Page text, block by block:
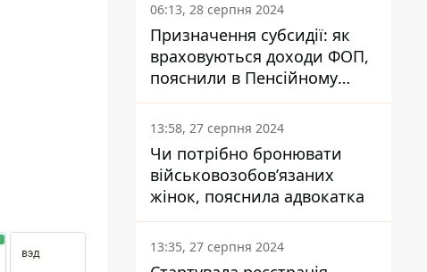
06:13, 28 серпня 2024
Призначення субсидії: як
враховуються доходи ФОП,
пояснили в Пенсійному
фонді
13:58, 27 серпня 2024
Чи потрібно бронювати
військовозобов’язаних
жінок, пояснила адвокатка
13:35, 27 серпня 2024